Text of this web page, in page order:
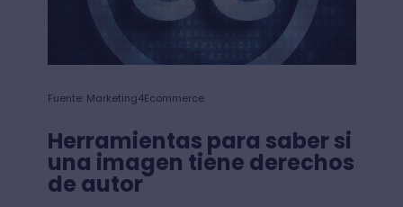
Fuente: Marketing4Ecommerce
Herramientas para saber si
una imagen tiene derechos
de autor